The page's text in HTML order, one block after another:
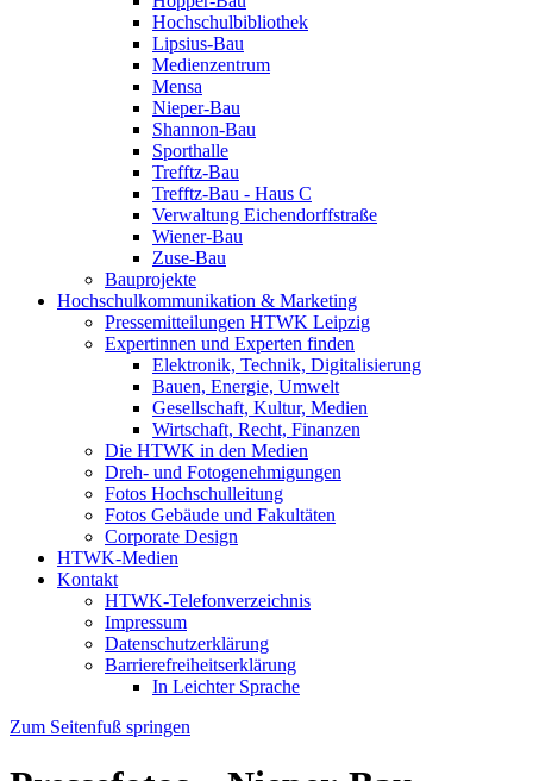
Hochschulbibliothek
Lipsius-Bau
Medienzentrum
Mensa
Nieper-Bau
Shannon-Bau
Sporthalle
Trefftz-Bau
Trefftz-Bau - Haus C
Verwaltung Eichendorffstraße
Wiener-Bau
Zuse-Bau
Bauprojekte
Hochschulkommunikation & Marketing
Pressemitteilungen HTWK Leipzig
Expertinnen und Experten finden
Elektronik, Technik, Digitalisierung
Bauen, Energie, Umwelt
Gesellschaft, Kultur, Medien
Wirtschaft, Recht, Finanzen
Die HTWK in den Medien
Dreh- und Fotogenehmigungen
Fotos Hochschulleitung
Fotos Gebäude und Fakultäten
Corporate Design
HTWK-Medien
Kontakt
HTWK-Telefonverzeichnis
Impressum
Datenschutzerklärung
Barrierefreiheitserklärung
In Leichter Sprache
Zum Seitenfuß springen